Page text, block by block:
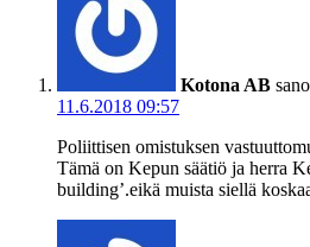
Kotona AB
11.6.2018 09:57
Poliittisen omistuksen
Tämä on Kepun säätiö ja herra
building’.eikä muista siellä